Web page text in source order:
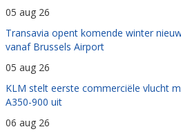
05 aug 26
Transavia opent komende winter
vanaf Brussels Airport
05 aug 26
KLM stelt eerste commerciële vlucht
A350-900 uit
06 aug 26